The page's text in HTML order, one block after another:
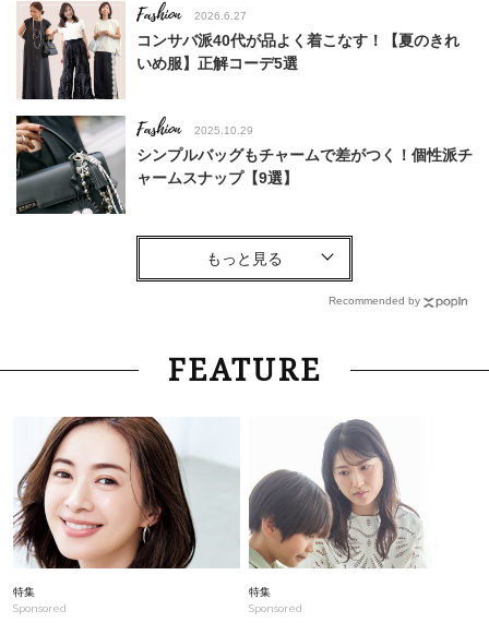
Fashion 2026.6.27
コンサバ派40代が品よく着こなす！【夏のきれ
いめ服】正解コーデ5選
Fashion 2025.10.29
シンプルバッグもチャームで差がつく！個性派チ
ャームスナップ【9選】
Lifestyle
サムギョプサルだけじゃない！【ソウル旅行】最
Lifestyle 2026.8.5
梅宮アンナさん「子育てをした記憶がないんで
Fashion
「40代カジュアル派」も秋まで使える！おでか
けで華やぐ【ほの甘トップス】4選
【ZARA】トレンドの「レース」で40代が品よく
Recommended by
FEATURE
特集
Sponsored
特集
Sponsored